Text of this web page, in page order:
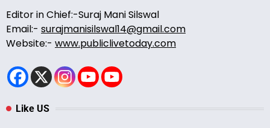
Editor in Chief:-Suraj Mani Silswal
Email:- surajmanisilswal14@gmail.com
Website:- www.publiclivetoday.com
Like US